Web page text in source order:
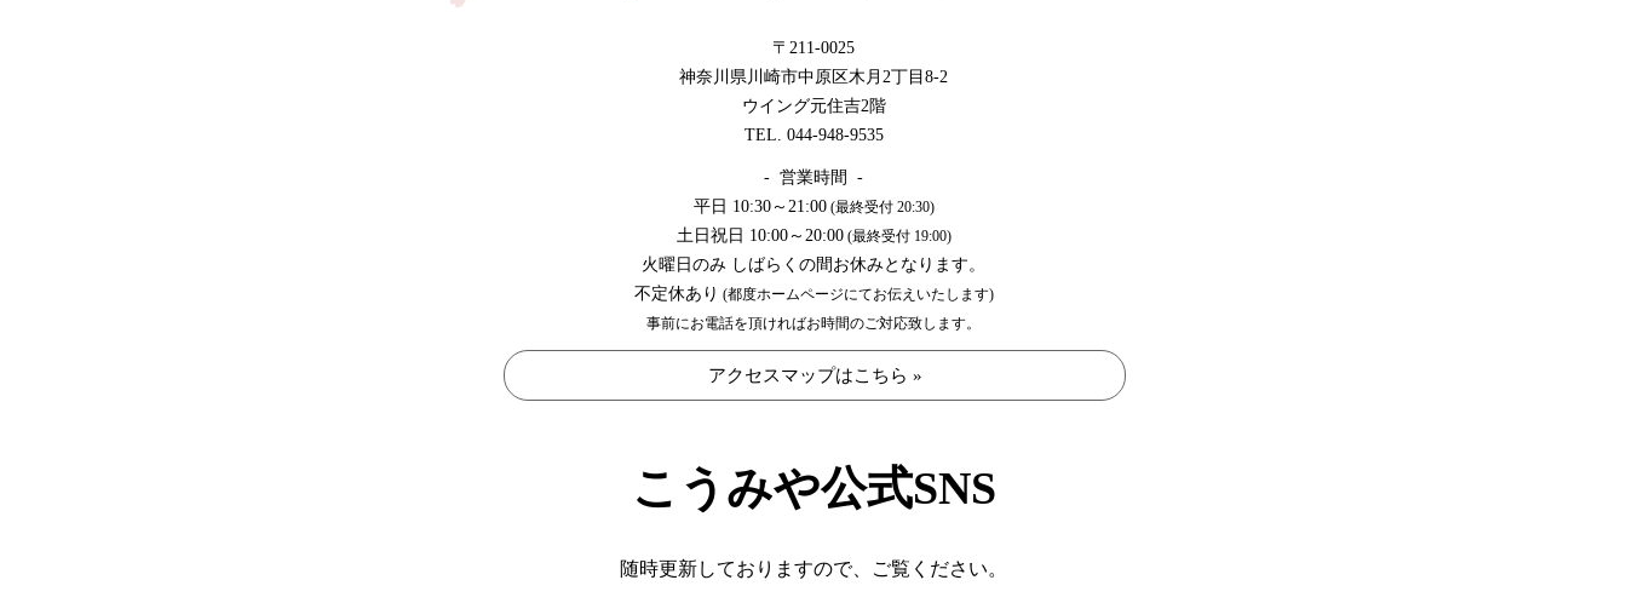
〒211-0025
神奈川県川崎市中原区木月2丁目8-2
ウイング元住吉2階
TEL. 044-948-9535
- 営業時間 -
平日 10:30～21:00(最終受付 20:30)
土日祝日 10:00～20:00(最終受付 19:00)
火曜日のみ しばらくの間お休みとなります。
不定休あり (都度ホームページにてお伝えいたします)
事前にお電話を頂ければお時間のご対応致します。
アクセスマップはこちら »
こうみや公式SNS
随時更新しておりますので、 ご覧ください。